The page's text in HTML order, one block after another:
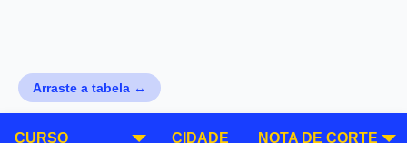
Arraste a tabela ↔
CURSO CIDADE NOTA DE CORTE